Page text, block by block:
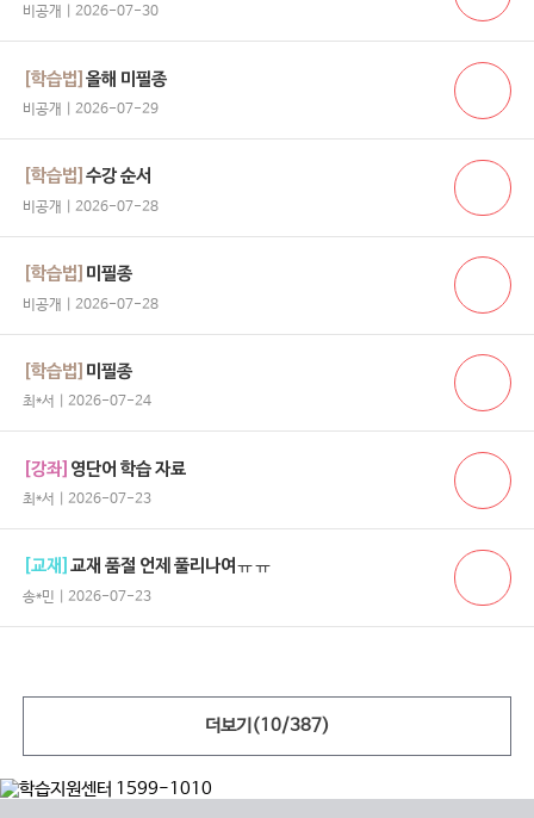
비공개 | 2026-07-30
[학습법]올해 미필종
비공개 | 2026-07-29
[학습법]수강 순서
비공개 | 2026-07-28
[학습법] 미필종
비공개 | 2026-07-28
[학습법] 미필종
최*서 | 2026-07-24
[강좌] 영단어 학습 자료
최*서 | 2026-07-23
[교재]교재 품절 언제 풀리나여ㅠㅠ
송*민 | 2026-07-23
더보기(10/387)